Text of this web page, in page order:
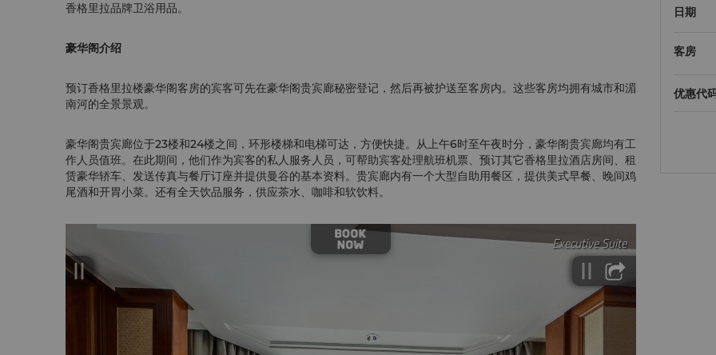
香格里拉品牌卫浴用品。
豪华阁介绍
预订香格里拉楼豪华阁客房的宾客可先在豪华阁贵宾廊秘密登记，然后再被护送至客房内。这些客房均拥有城市和湄
南河的全景景观。
豪华阁贵宾廊位于23楼和24楼之间，环形楼梯和电梯可达，方便快捷。从上午6时至午夜时分，豪华阁贵宾廊均有工
作人员值班。在此期间，他们作为宾客的私人服务人员，可帮助宾客处理航班机票、预订其它香格里拉酒店房间、租
赁豪华轿车、发送传真与餐厅订座并提供曼谷的基本资料。贵宾廊内有一个大型自助用餐区，提供美式早餐、晚间鸡
尾酒和开胃小菜。还有全天饮品服务，供应茶水、咖啡和软饮料。
日期
客房
优惠代